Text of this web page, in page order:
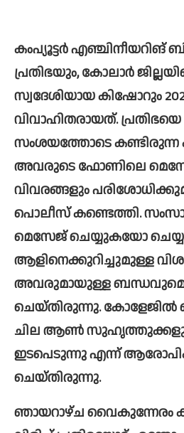
കംപ്യൂട്ടര്‍ എഞ്ചിനീയറിങ്
പ്രതിഭയും, കോലാര്‍
സ്വദേശിയായ കിഷോറും
വിവാഹിതരായത്.
സംശയത്തോടെ കണ്ടിരുന്ന
അവരുടെ ഫോണിലെ
വിവരങ്ങളും
പൊലീസ് കണ്ടെത്തി.
മെസേജ് ചെയ്യുകയോ
ആളിനെക്കുറിച്ചുമുള്ള
അവരുമായുള്ള
ചെയ്തിരുന്നു. കോളേജില്‍
ചില ആണ്‍
ഇടപെടുന്നു എന്ന്
ചെയ്തിരുന്നു.
ഞായറാഴ്ച